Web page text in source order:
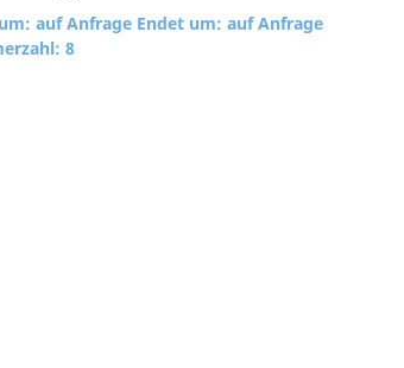
auf Anfrage Endet um: auf Anfrage
8